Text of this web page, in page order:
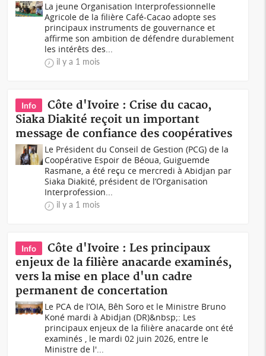
La jeune Organisation Interprofessionnelle
Agricole de la filière Café-Cacao adopte ses
principaux instruments de gouvernance et
affirme son ambition de défendre durablement
les intérêts des...
il y a 1 mois
Info
Côte d'Ivoire : Crise du cacao,
Siaka Diakité reçoit un important
message de confiance des coopératives
Le Président du Conseil de Gestion (PCG) de la
Coopérative Espoir de Béoua, Guiguemde
Rasmane, a été reçu ce mercredi à Abidjan par
Siaka Diakité, président de l’Organisation
Interprofession...
il y a 1 mois
Info
Côte d'Ivoire : Les principaux
enjeux de la filière anacarde examinés,
vers la mise en place d'un cadre
permanent de concertation
Le PCA de l’OIA, Bêh Soro et le Ministre Bruno
Koné mardi à Abidjan (DR)&nbsp;: Les
principaux enjeux de la filière anacarde ont été
examinés , le mardi 02 juin 2026, entre le
Ministre de l'...